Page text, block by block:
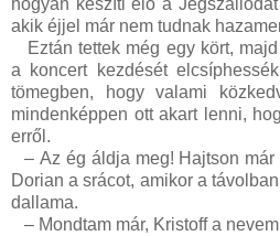
hogyan készíti elő a
akik éjjel már nem tudnak
Eztán tettek még egy kört,
a koncert kezdését
tömegben, hogy valami
mindenképpen ott akart lenni,
erről.
– Az ég áldja meg! Hajtson
Dorian a srácot, amikor a
dallama.
– Mondtam már, Kristoff a